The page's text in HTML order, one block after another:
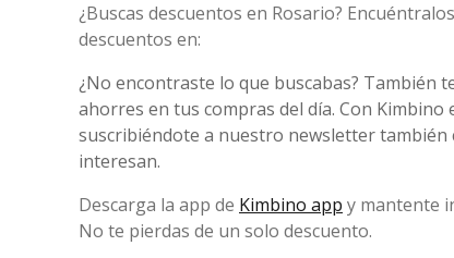
¿Buscas descuentos en Rosario?
descuentos en:
¿No encontraste lo que buscabas? También
ahorres en tus compras del día. Con
suscribiéndote a nuestro newsletter también
interesan.
Descarga la app de Kimbino app y mantente
No te pierdas de un solo descuento.